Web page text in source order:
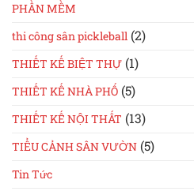
PHẦN MỀM
thi công sân pickleball (2)
THIẾT KẾ BIỆT THỰ (1)
THIẾT KẾ NHÀ PHỐ (5)
THIẾT KẾ NỘI THẤT (13)
TIỂU CẢNH SÂN VƯỜN (5)
Tin Tức